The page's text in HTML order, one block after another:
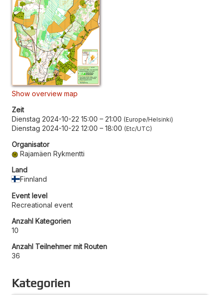
Show overview map
Zeit
Dienstag 2024-10-22 15:00 – 21:00 Europe/Helsinki
Dienstag 2024-10-22 12:00 – 18:00 Etc/UTC
Organisator
Rajamäen Rykmentti
Land
Finnland
Event level
Recreational event
Anzahl Kategorien
10
Anzahl Teilnehmer mit Routen
36
Kategorien